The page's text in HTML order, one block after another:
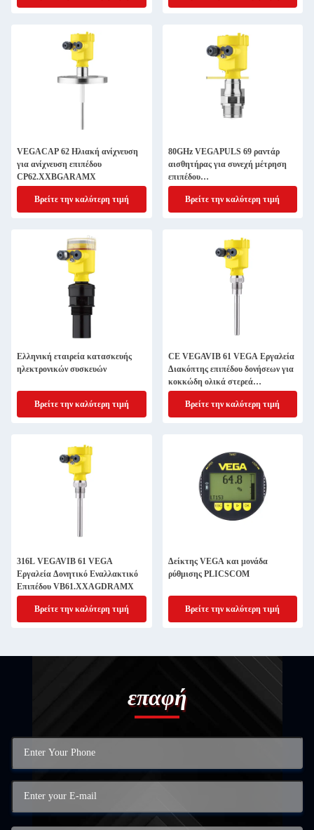
VEGACAP 62 Ηλιακή ανίχνευση
για ανίχνευση επιπέδου
CP62.XXBGARAMX
Βρείτε την καλύτερη τιμή
80GHz VEGAPULS 69 ραντάρ
αισθητήρας για συνεχή μέτρηση
επιπέδου
PS69.AXCSABHXAMKRX
Βρείτε την καλύτερη τιμή
Ελληνική εταιρεία κατασκευής
ηλεκτρονικών συσκευών
Βρείτε την καλύτερη τιμή
CE VEGAVIB 61 VEGA Εργαλεία
Διακόπτης επιπέδου δονήσεων για
κοκκώδη ολικά στερεά
VB61.GXAGDRAMX
Βρείτε την καλύτερη τιμή
316L VEGAVIB 61 VEGA
Εργαλεία Δονητικό Εναλλακτικό
Επιπέδου VB61.XXAGDRAMX
Βρείτε την καλύτερη τιμή
Δείκτης VEGA και μονάδα
ρύθμισης PLICSCOM
Βρείτε την καλύτερη τιμή
επαφή